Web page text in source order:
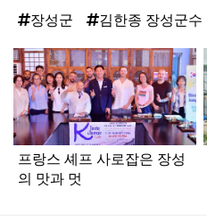
장성군 김한종 장성군수
탑
라
인
프랑스 셰프 사로잡은 장성
의 맛과 멋